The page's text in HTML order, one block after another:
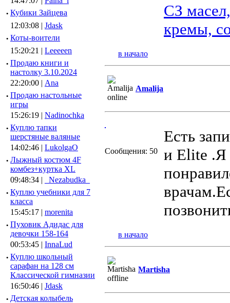
· Кубики Зайцева
12:03:08 | Jdask
· Коты-воители
15:20:21 | Leeeeen
· Продаю книги и
настолку 3.10.2024
22:20:00 | Ana
· Продаю настольные
игры
15:26:19 | Nadinochka
· Куплю тапки
шерстяные валяные
14:02:46 | LukolgaO
· Лыжный костюм 4F
комбез+куртка XL
09:48:34 |
_Nezabudka_
· Куплю учебники для 7
класса
15:45:17 | morenita
· Пуховик Адидас для
девочки 158-164
00:53:45 | InnaLud
· Куплю школьный
сарафан на 128 см
Классической гимназии
16:50:46 | Jdask
· Детская колыбель
СЗ
кремы,
в начало
Amalija
Сообщения: 50
Есть
и Elite .Я
в начало
Martisha